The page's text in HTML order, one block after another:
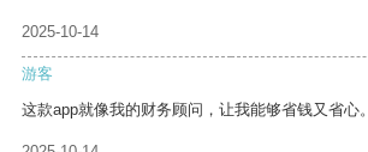
2025-10-14
游客
这款app就像我的财务顾问，让我能够省钱又省心。